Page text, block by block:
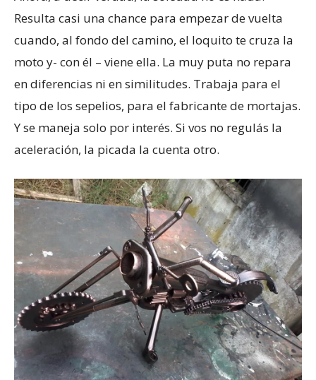
Resulta casi una chance para empezar de vuelta
cuando, al fondo del camino, el loquito te cruza la
moto y- con él – viene ella. La muy puta no repara
en diferencias ni en similitudes. Trabaja para el
tipo de los sepelios, para el fabricante de mortajas.
Y se maneja solo por interés. Si vos no regulás la
aceleración, la picada la cuenta otro.